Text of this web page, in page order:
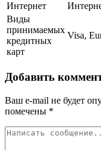
Интернет
Виды
принимаемых
кредитных
карт
Visa,
Добавить
Ваш e-mail не будет
помечены *